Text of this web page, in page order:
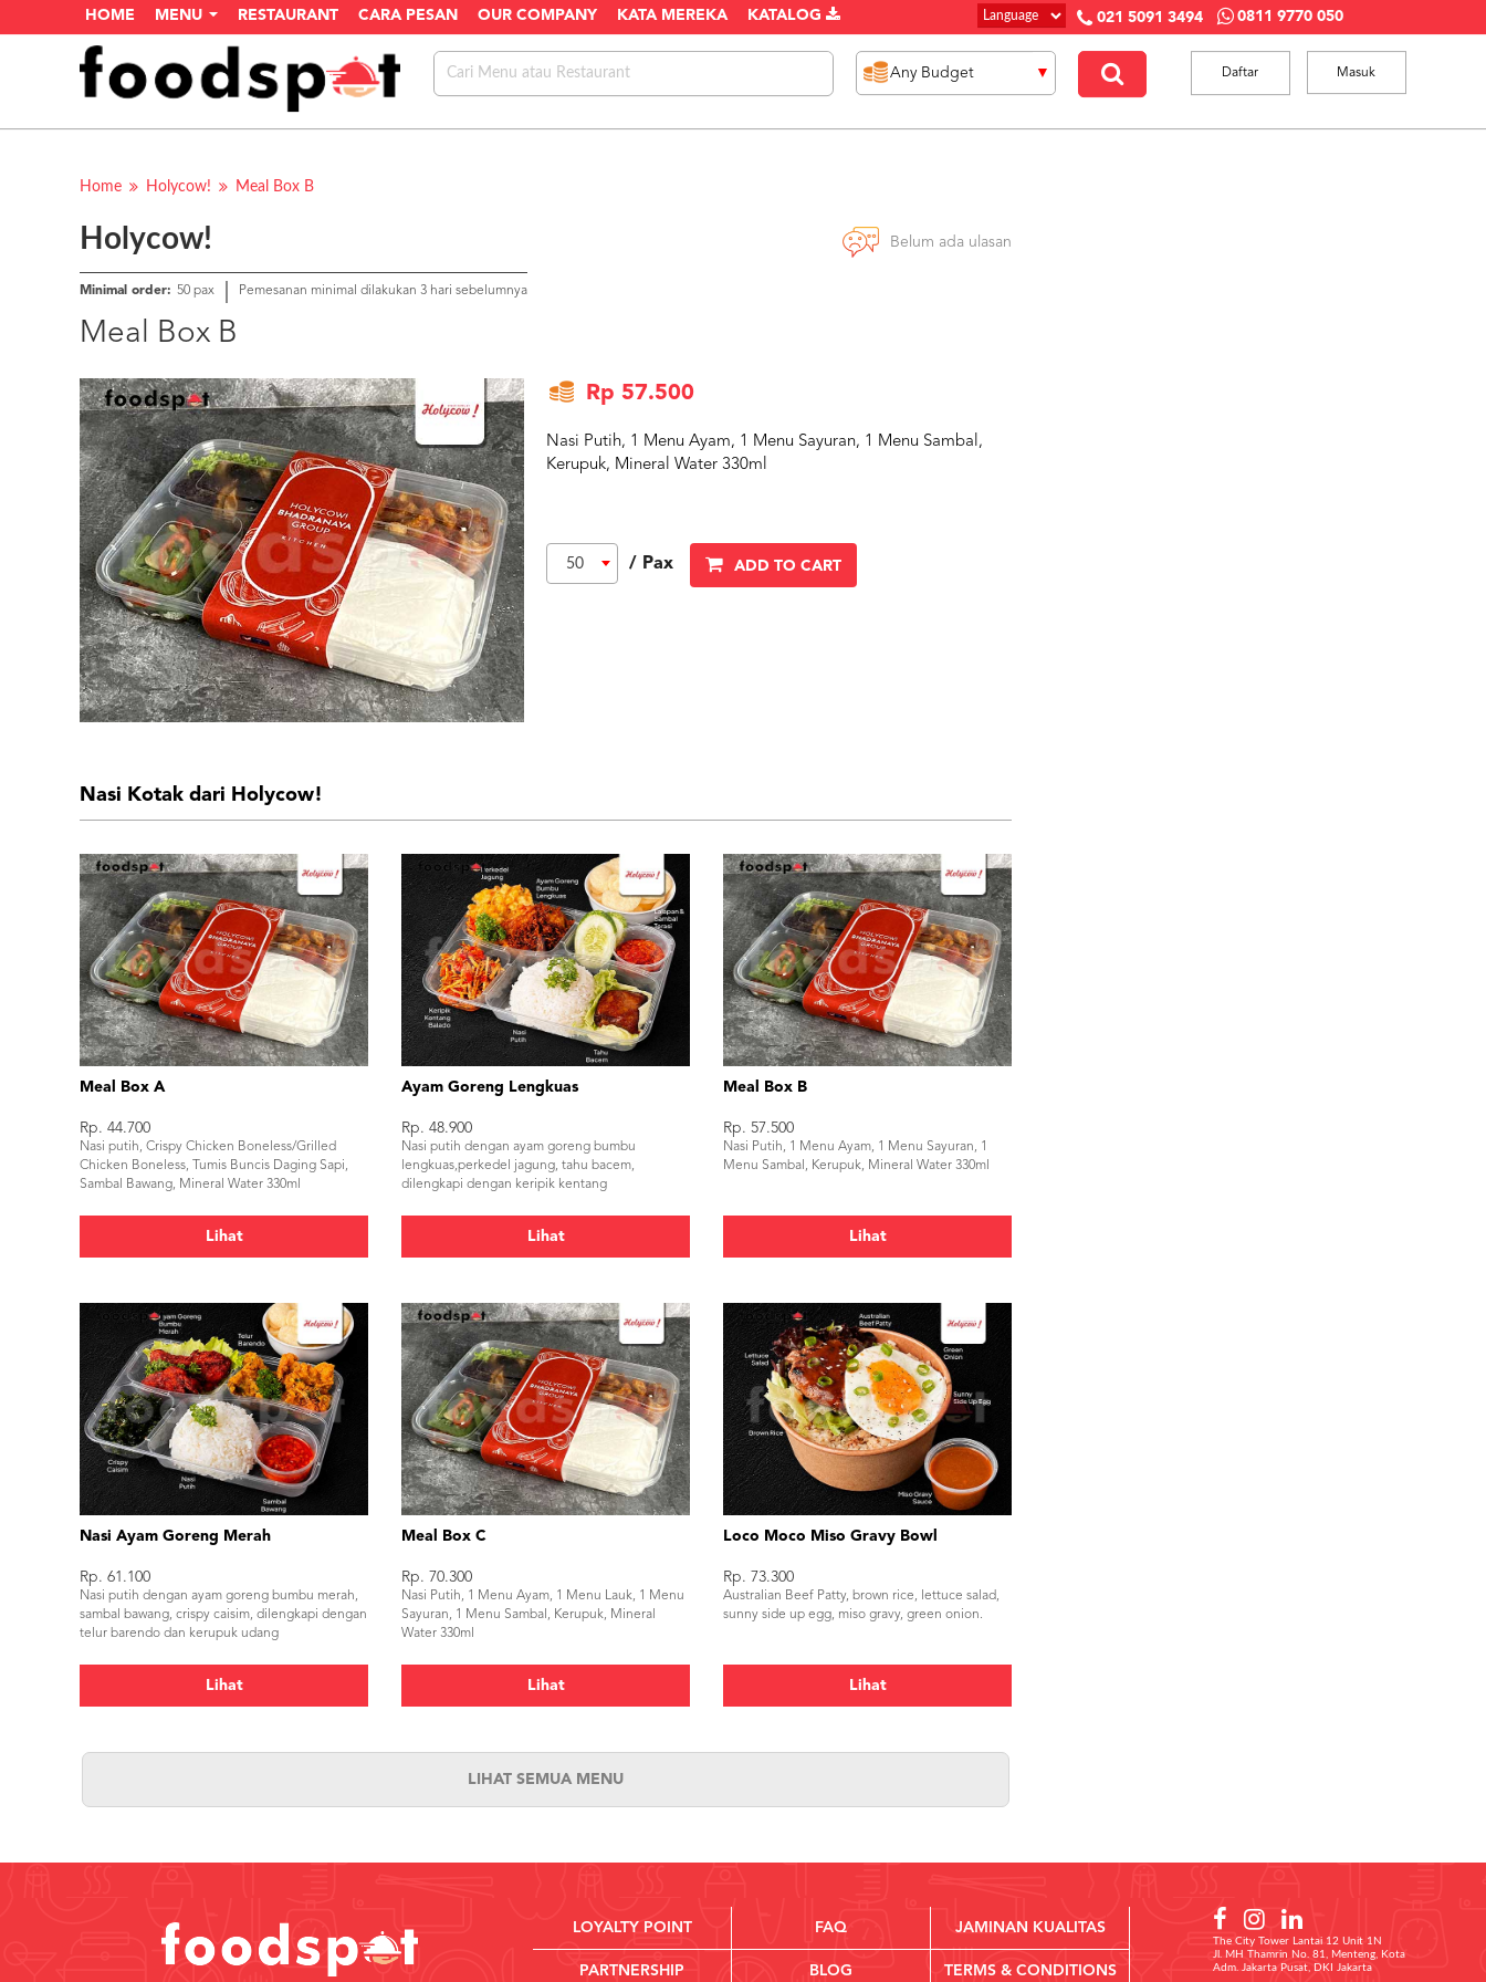
HOME MENU RESTAURANT CARA PESAN OUR COMPANY KATA MEREKA KATALOG 021 5091 3494 0811 9770 050
Masuk
Daftar
Home Holycow! Meal Box B
Holycow!
Minimal order: 50 pax Pemesanan minimal dilakukan 3 hari sebelumnya
Meal Box B
Belum ada ulasan
Rp 57.500
Nasi Putih, 1 Menu Ayam, 1 Menu Sayuran, 1 Menu Sambal,
Kerupuk, Mineral Water 330ml
50 / Pax ADD TO CART
Nasi Kotak dari Holycow!
Meal Box A
Rp. 44.700
Nasi putih, Crispy Chicken Boneless/Grilled
Chicken Boneless, Tumis Buncis Daging Sapi,
Sambal Bawang, Mineral Water 330ml
Lihat
Ayam Goreng Lengkuas
Rp. 48.900
Nasi putih dengan ayam goreng bumbu
lengkuas,perkedel jagung, tahu bacem,
dilengkapi dengan keripik kentang
Lihat
Meal Box B
Rp. 57.500
Nasi Putih, 1 Menu Ayam, 1 Menu Sayuran, 1
Menu Sambal, Kerupuk, Mineral Water 330ml
Lihat
Nasi Ayam Goreng Merah
Rp. 61.100
Nasi putih dengan ayam goreng bumbu merah,
sambal bawang, crispy caisim, dilengkapi dengan
telur barendo dan kerupuk udang
Lihat
Meal Box C
Rp. 70.300
Nasi Putih, 1 Menu Ayam, 1 Menu Lauk, 1 Menu
Sayuran, 1 Menu Sambal, Kerupuk, Mineral
Water 330ml
Lihat
Loco Moco Miso Gravy Bowl
Rp. 73.300
Australian Beef Patty, brown rice, lettuce salad,
sunny side up egg, miso gravy, green onion.
Lihat
LIHAT SEMUA MENU
LOYALTY POINT FAQ JAMINAN KUALITAS
PARTNERSHIP BLOG TERMS & CONDITIONS
The City Tower Lantai 12 Unit 1N
Jl. MH Thamrin No. 81, Menteng, Kota
Adm. Jakarta Pusat, DKI Jakarta